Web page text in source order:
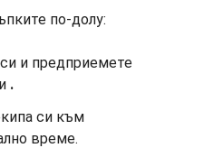
по-долу:
и предприемете
.
си към
време.